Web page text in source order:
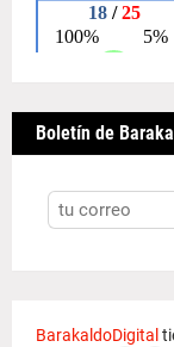
Boletín de
BarakaldoDigital